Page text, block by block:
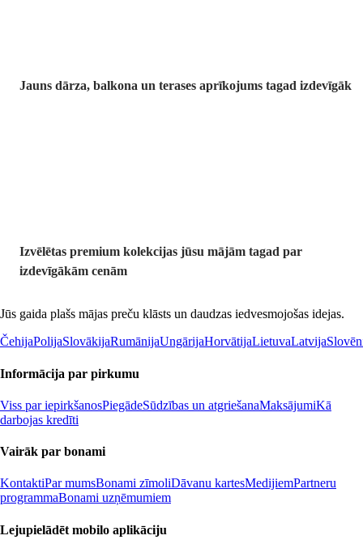
Jauns dārza, balkona un terases aprīkojums tagad izdevīgāk
Izvēlētas premium kolekcijas jūsu mājām tagad par
izdevīgākām cenām
Jūs gaida plašs mājas preču klāsts un daudzas iedvesmojošas idejas.
ČehijaPolijaSlovākijaRumānijaUngārijaHorvātijaLietuvaLatvija
Informācija par pirkumu
Viss par iepirkšanosPiegādeSūdzības un atgriešanaMaksājumiKā
darbojas kredīti
Vairāk par bonami
KontaktiPar mumsBonami zīmoliDāvanu kartesMedijiemPartneru
programmaBonami uzņēmumiem
Lejupielādēt mobilo aplikāciju